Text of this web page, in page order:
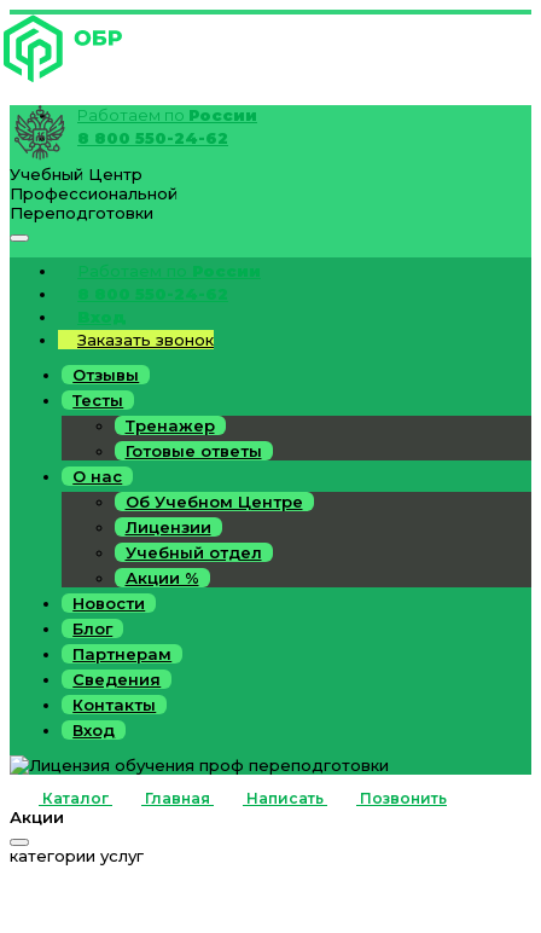
Работаем по России
8 800 550-24-62
Учебный Центр
Профессиональной
Переподготовки
Работаем по России
8 800 550-24-62
Вход
Заказать звонок
Отзывы
Тесты
Тренажер
Готовые ответы
О нас
Об Учебном Центре
Лицензии
Учебный отдел
Акции %
Новости
Блог
Партнерам
Сведения
Контакты
Вход
Каталог Главная Написать Позвонить
Акции
категории услуг